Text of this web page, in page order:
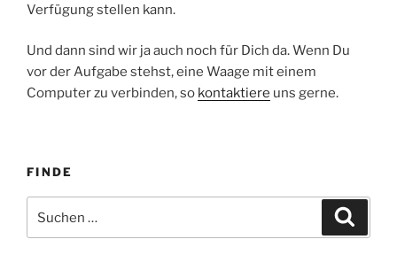
Verfügung stellen kann.
Und dann sind wir ja auch noch für Dich da. Wenn Du
vor der Aufgabe stehst, eine Waage mit einem
Computer zu verbinden, so kontaktiere uns gerne.
FINDE
nach: